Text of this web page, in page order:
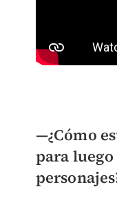
—¿Cómo
para